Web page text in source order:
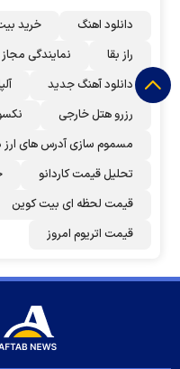
دانلود اهنگ خرید
راز بقا
نمایندگی
دانلود آهنگ جدید
رزرو هتل خارجی
مسموم سازی آدرس های ارز
تحلیل قیمت کاردانو
قیمت لحظه ای بیت کوین
قیمت اتریوم امروز